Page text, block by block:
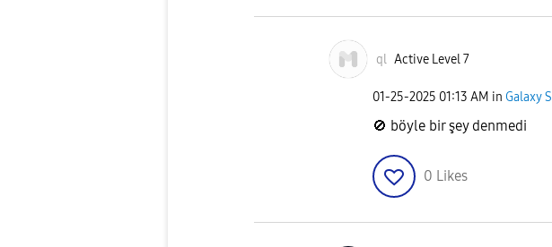
ql Active Level 7
‎01-25-2025 01:13 AM in Galaxy S
🚫 böyle bir şey denmedi
0 Likes